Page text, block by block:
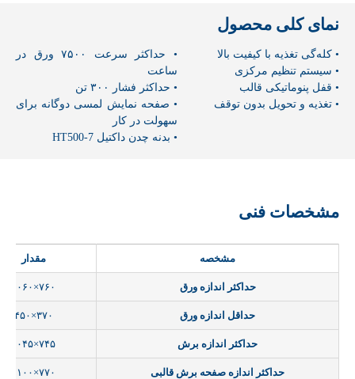
نمای کلی محصول
• حداکثر سرعت ۷۵۰۰ ورق در
ساعت
• حداکثر فشار ۳۰۰ تن
• صفحه نمایش لمسی دوگانه برای
سهولت در کار
• بدنه چدن داکتیل HT500-7
• کله‌گی تغذیه با کیفیت بالا
• سیستم تنظیم مرکزی
• قفل پنوماتیکی قالب
• تغذیه و تحویل بدون توقف
مشخصات فنی
مشخصه مقدار
حداکثر اندازه ورق ۷۶۰×۱۰۶۰
حداقل اندازه ورق ۳۷۰×۴۵۰
حداکثر اندازه برش ۷۴۵×۱۰۴۵
حداکثر اندازه صفحه برش قالبی ۷۷۰×۱۱۰۰